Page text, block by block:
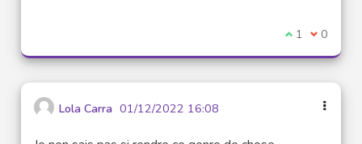
Je suis
1 Je ne
0
Lola Carra 01/12/2022 16:08